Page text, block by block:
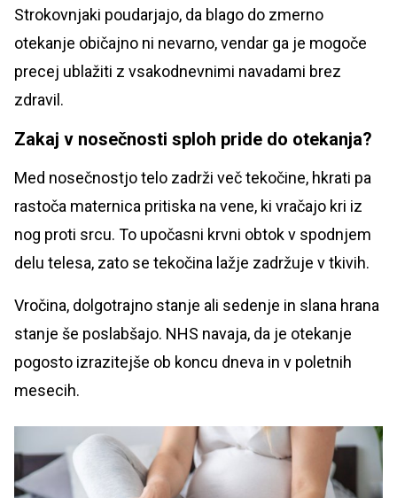
Strokovnjaki poudarjajo, da blago do zmerno
otekanje običajno ni nevarno, vendar ga je mogoče
precej ublažiti z vsakodnevnimi navadami brez
zdravil.
Zakaj v nosečnosti sploh pride do otekanja?
Med nosečnostjo telo zadrži več tekočine, hkrati pa
rastoča maternica pritiska na vene, ki vračajo kri iz
nog proti srcu. To upočasni krvni obtok v spodnjem
delu telesa, zato se tekočina lažje zadržuje v tkivih.
Vročina, dolgotrajno stanje ali sedenje in slana hrana
stanje še poslabšajo. NHS navaja, da je otekanje
pogosto izrazitejše ob koncu dneva in v poletnih
mesecih.